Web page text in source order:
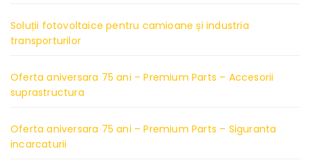
Soluții fotovoltaice pentru camioane și industria
transporturilor
Oferta aniversara 75 ani – Premium Parts – Accesorii
suprastructura
Oferta aniversara 75 ani – Premium Parts – Siguranta
incarcaturii